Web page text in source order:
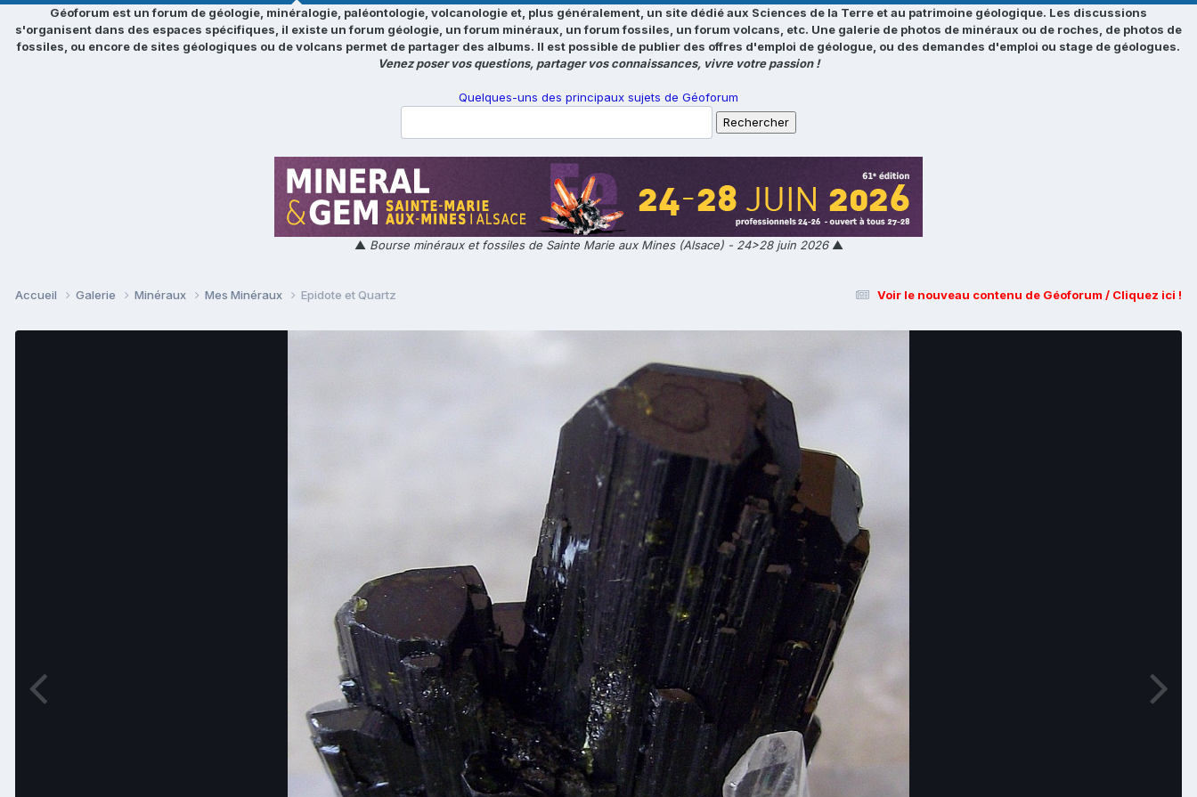
Géoforum est un forum de géologie, minéralogie, paléontologie, volcanologie et, plus généralement, un site dédié aux Sciences de la Terre et au patrimoine géologique. Les discussions
s'organisent dans des espaces spécifiques, il existe un forum géologie, un forum minéraux, un forum fossiles, un forum volcans, etc. Une galerie de photos de minéraux ou de roches, de photos de
fossiles, ou encore de sites géologiques ou de volcans permet de partager des albums. Il est possible de publier des offres d'emploi de géologue, ou des demandes d'emploi ou stage de géologues.
Venez poser vos questions, partager vos connaissances, vivre votre passion !
Quelques-uns des principaux sujets de Géoforum
▲ Bourse minéraux et fossiles de Sainte Marie aux Mines (Alsace) - 24>28 juin 2026▲
Voir le nouveau contenu de Géoforum / Cliquez ici !
Accueil Galerie Minéraux Mes Minéraux Epidote et Quartz